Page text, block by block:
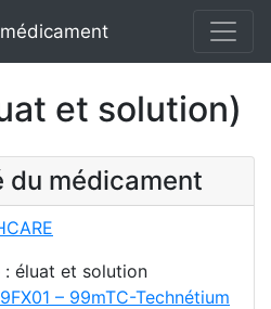
et solution)
médicament
: éluat et solution
– 99mTC-Technétium